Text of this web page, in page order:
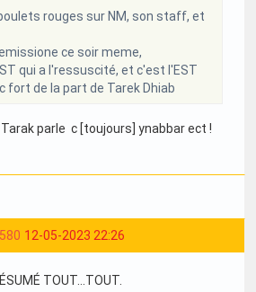
rouges sur NM, son staff, et
ce soir meme,
qui a l'ressuscité, et c'est l'EST
fort de la part de Tarek Dhiab
parle c [toujours] ynabbar ect !
12-05-2023 22:26
TOUT...TOUT.